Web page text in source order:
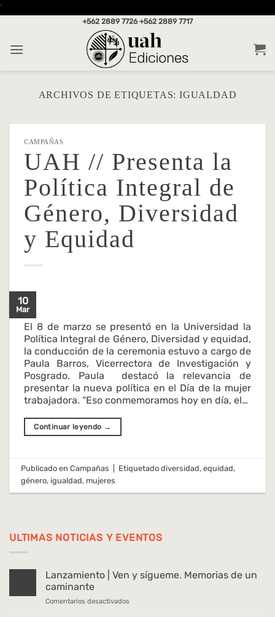
'Saltar
+562 2889 7726 +562 2889 7717
ARCHIVOS DE ETIQUETAS: IGUALDAD
ULTIMAS NOTICIAS Y EVENTOS
Lanzamiento | Ven y sígueme. Memorias de un
caminante
Comentarios desactivadosen
CAMPAÑAS
UAH // Presenta la
Política Integral de
Género, Diversidad
y Equidad
10
Mar
El 8 de marzo se presentó en la Universidad la
Política Integral de Género, Diversidad y equidad,
la conducción de la ceremonia estuvo a cargo de
Paula Barros, Vicerrectora de Investigación y
Posgrado. Paula destacó la relevancia de
presentar la nueva política en el Día de la mujer
trabajadora. “Eso conmemoramos hoy en día, el…
Continuar leyendo →
Publicado enCampañas Etiquetadodiversidad,equidad,
género,igualdad, mujeres